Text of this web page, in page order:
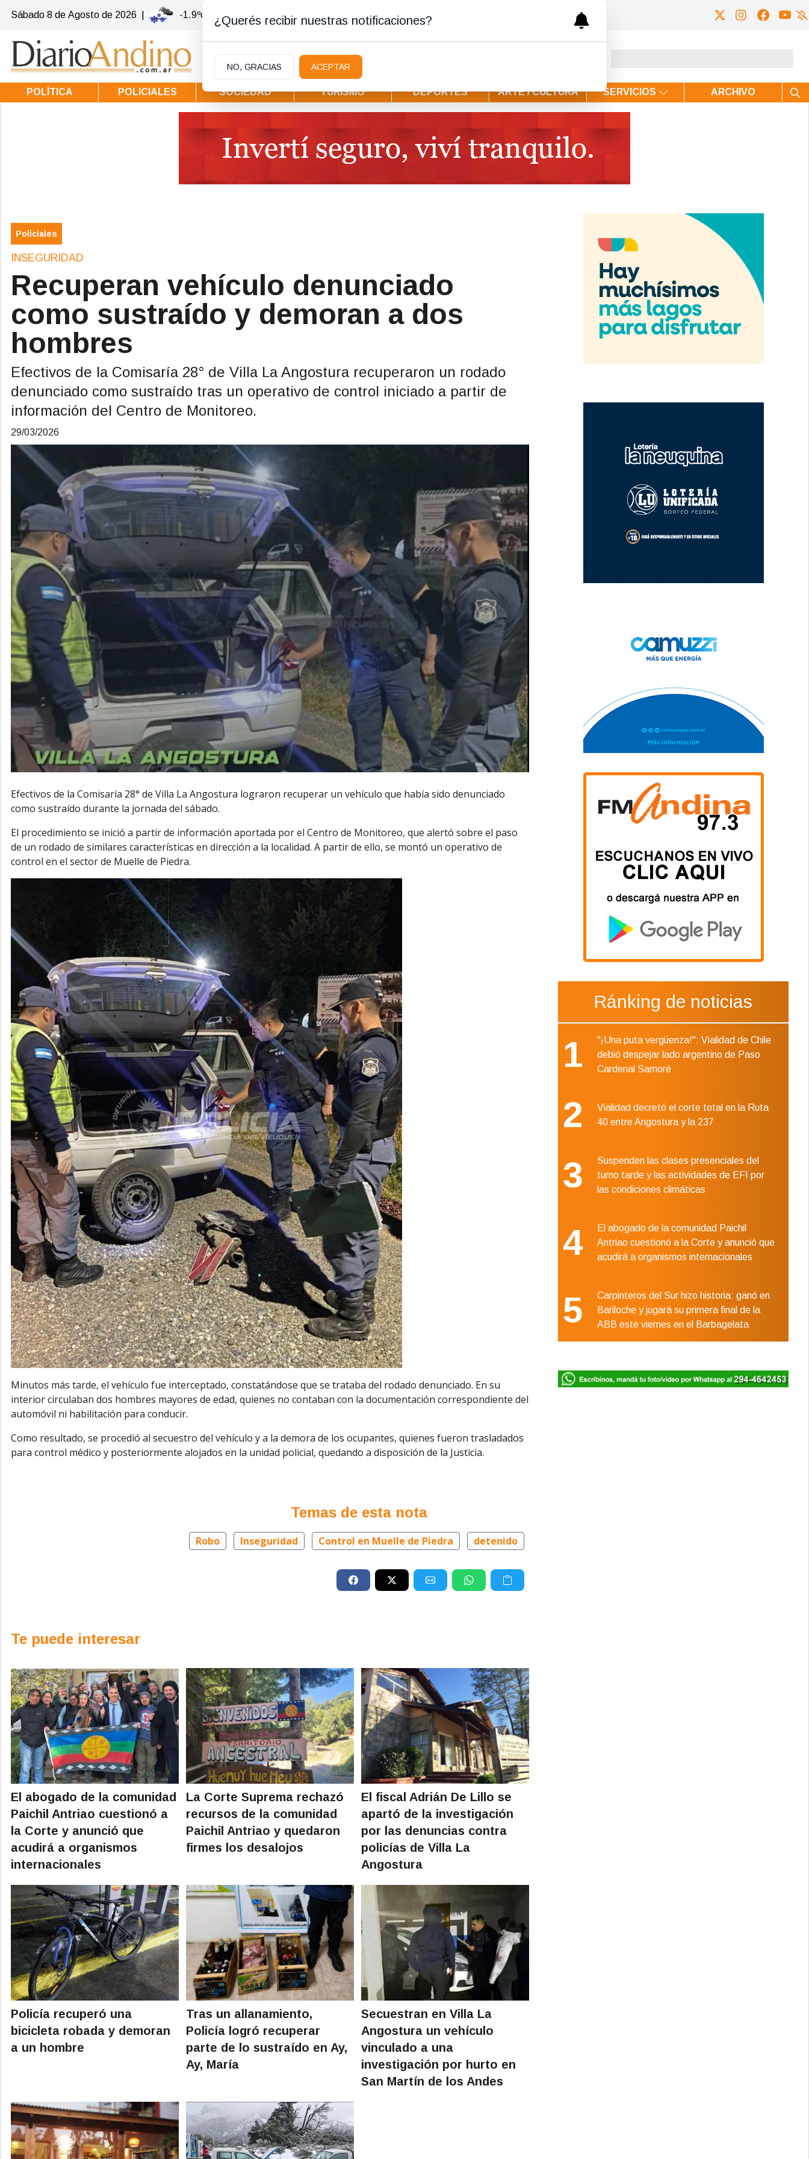
Sábado 8 de Agosto de 2026 -1.9ºc | Villa la Angostura
POLÍTICA POLICIALES SOCIEDAD TURISMO DEPORTES ARTE / CULTURA SERVICIOS ARCHIVO
Policiales
INSEGURIDAD
Recuperan vehículo denunciado
como sustraído y demoran a dos
hombres
Efectivos de la Comisaría 28° de Villa La Angostura recuperaron un rodado
denunciado como sustraído tras un operativo de control iniciado a partir de
información del Centro de Monitoreo.
29/03/2026
Efectivos de la Comisaría 28° de Villa La Angostura lograron recuperar un vehículo que había sido denunciado
como sustraído durante la jornada del sábado.
El procedimiento se inició a partir de información aportada por el Centro de Monitoreo, que alertó sobre el paso
de un rodado de similares características en dirección a la localidad. A partir de ello, se montó un operativo de
control en el sector de Muelle de Piedra.
Minutos más tarde, el vehículo fue interceptado, constatándose que se trataba del rodado denunciado. En su
interior circulaban dos hombres mayores de edad, quienes no contaban con la documentación correspondiente del
automóvil ni habilitación para conducir.
Como resultado, se procedió al secuestro del vehículo y a la demora de los ocupantes, quienes fueron trasladados
para control médico y posteriormente alojados en la unidad policial, quedando a disposición de la Justicia.
Temas de esta nota
Robo Inseguridad Control en Muelle de Piedra detenido
Te puede interesar
El abogado de la comunidad
Paichil Antriao cuestionó a
la Corte y anunció que
acudirá a organismos
internacionales
La Corte Suprema rechazó
recursos de la comunidad
Paichil Antriao y quedaron
firmes los desalojos
El fiscal Adrián De Lillo se
apartó de la investigación
por las denuncias contra
policías de Villa La
Angostura
Policía recuperó una
bicicleta robada y demoran
a un hombre
Tras un allanamiento,
Policía logró recuperar
parte de lo sustraído en Ay,
Ay, María
Secuestran en Villa La
Angostura un vehículo
vinculado a una
investigación por hurto en
San Martín de los Andes
Ránking de noticias
1
"¡Una puta vergüenza!": Vialidad de Chile
debió despejar lado argentino de Paso
Cardenal Samoré
2
Vialidad decretó el corte total en la Ruta
40 entre Angostura y la 237
3
Suspenden las clases presenciales del
turno tarde y las actividades de EFI por
las condiciones climáticas
4
El abogado de la comunidad Paichil
Antriao cuestionó a la Corte y anunció que
acudirá a organismos internacionales
5
Carpinteros del Sur hizo historia: ganó en
Bariloche y jugará su primera final de la
ABB este viernes en el Barbagelata
¿Querés recibir nuestras notificaciones?
NO, GRACIAS ACEPTAR